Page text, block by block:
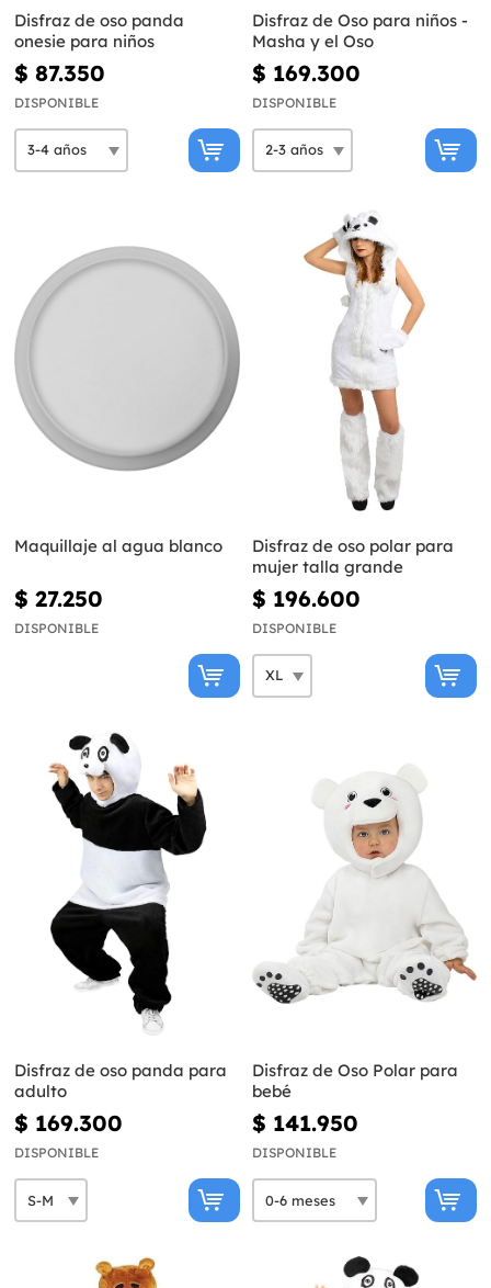
Disfraz de oso panda
onesie para niños
$ 87.350
DISPONIBLE
Disfraz de Oso para niños -
Masha y el Oso
$ 169.300
DISPONIBLE
Maquillaje al agua blanco
$ 27.250
DISPONIBLE
Disfraz de oso polar para
mujer talla grande
$ 196.600
DISPONIBLE
Disfraz de oso panda para
adulto
$ 169.300
DISPONIBLE
Disfraz de Oso Polar para
bebé
$ 141.950
DISPONIBLE